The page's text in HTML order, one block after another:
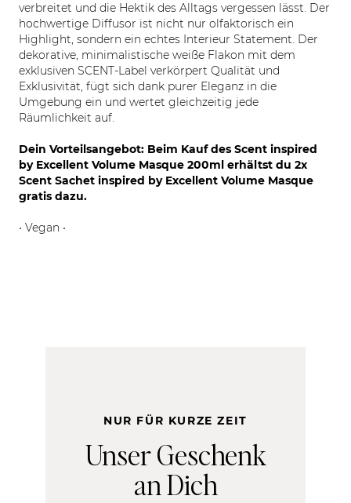
verbreitet und die Hektik des Alltags vergessen lässt. Der
hochwertige Diffusor ist nicht nur olfaktorisch ein
Highlight, sondern ein echtes Interieur Statement. Der
dekorative, minimalistische weiße Flakon mit dem
exklusiven SCENT-Label verkörpert Qualität und
Exklusivität, fügt sich dank purer Eleganz in die
Umgebung ein und wertet gleichzeitig jede
Räumlichkeit auf.
Dein Vorteilsangebot: Beim Kauf des Scent inspired
by Excellent Volume Masque 200ml erhältst du 2x
Scent Sachet inspired by Excellent Volume Masque
gratis dazu.
• Vegan •
NUR FÜR KURZE ZEIT
Unser Geschenk
an Dich